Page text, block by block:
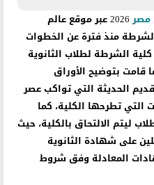
مصر
2026 عبر موقع عالم
منذ فترة عن الخطوات
الشرطة لطلاب الثانوية
قامت بتوضيح الأوراق
الحديثة التي تواكب عصر
التي تطرحها الكلية، كما
ليتم الالتحاق بالكلية، حيث
على شهادة الثانوية
المعادلة وفق شروط